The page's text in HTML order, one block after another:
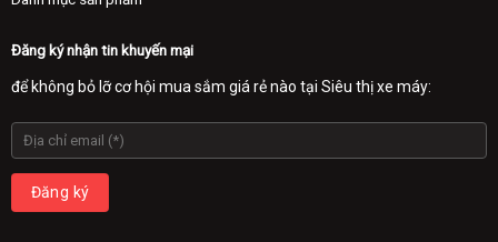
Đăng ký nhận tin khuyến mại
để không bỏ lỡ cơ hội mua sắm giá rẻ nào tại Siêu thị xe máy: